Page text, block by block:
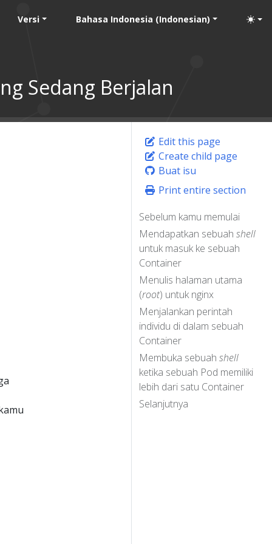
Versi Bahasa Indonesia (Indonesian)
Sedang Berjalan
Edit this page
Create child page
Buat isu
Print entire section
Sebelum kamu memulai
Mendapatkan sebuah shell
untuk masuk ke sebuah
Container
Menulis halaman utama
(root) untuk nginx
Menjalankan perintah
individu di dalam sebuah
Container
Membuka sebuah shell
ketika sebuah Pod memiliki
lebih dari satu Container
Selanjutnya